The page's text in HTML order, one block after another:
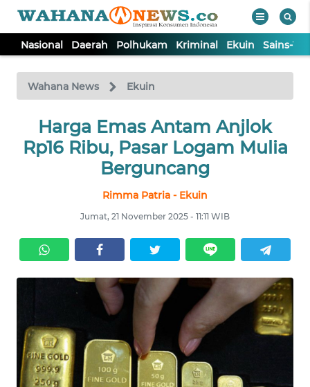
Nasional Daerah Polhukam Kriminal Ekuin Sains-
Wahana News Ekuin
Harga Emas Antam Anjlok
Rp16 Ribu, Pasar Logam Mulia
Berguncang
Rimma Patria - Ekuin
Jumat, 21 November 2025 - 11:11 WIB
TV
Tutup
NASIONAL
KRIMINAL
EKUIN
SAINS-TEKNO
KESEHATAN